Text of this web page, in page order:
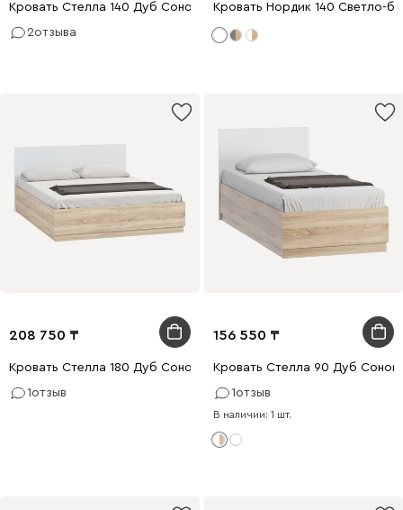
Кровать Стелла 140 Дуб Сонома
2отзыва
Кровать Нордик 140 Светло-
208 750
Кровать Стелла 180 Дуб Сонома
1отзыв
156 550
Кровать Стелла 90 Дуб
1отзыв
В наличии: 1 шт.